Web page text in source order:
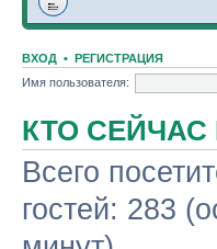
ВХОД • РЕГИСТРАЦИЯ
Имя пользователя:
КТО
Всего
гостей: 283